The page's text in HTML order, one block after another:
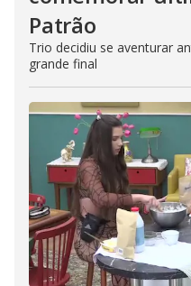
Patrão
Trio decidiu se aventurar
grande final